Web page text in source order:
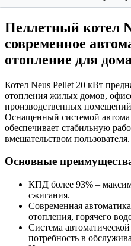
Пеллетный котел
современное
отопление для
Котел Neus Pellet 20 кВт
отопления жилых домов,
производственных
Оснащенный системой
обеспечивает стабильную
вмешательством пользователя.
Основные
КПД более 93% –
сжигания.
Современная
отопления, горячего
Система
потребность в